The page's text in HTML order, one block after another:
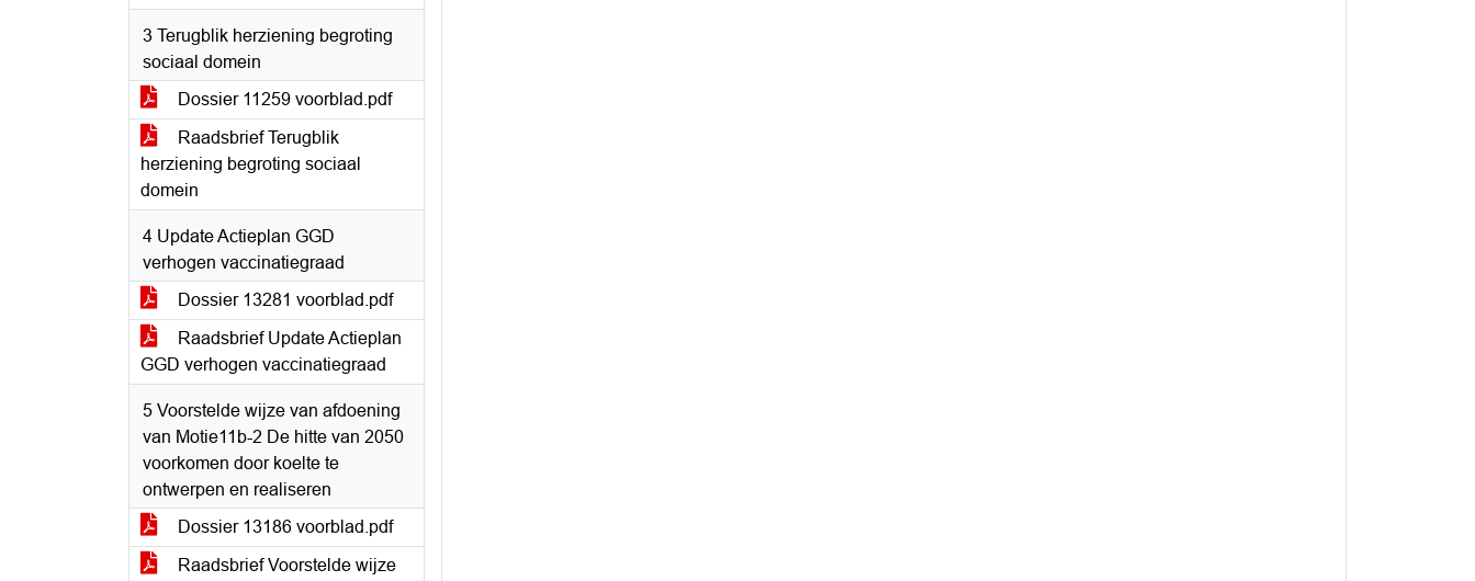
3 Terugblik herziening begroting
sociaal domein
Dossier 11259 voorblad.pdf
Raadsbrief Terugblik
herziening begroting sociaal
domein
4 Update Actieplan GGD
verhogen vaccinatiegraad
Dossier 13281 voorblad.pdf
Raadsbrief Update Actieplan
GGD verhogen vaccinatiegraad
5 Voorstelde wijze van afdoening
van Motie11b-2 De hitte van 2050
voorkomen door koelte te
ontwerpen en realiseren
Dossier 13186 voorblad.pdf
Raadsbrief Voorstelde wijze